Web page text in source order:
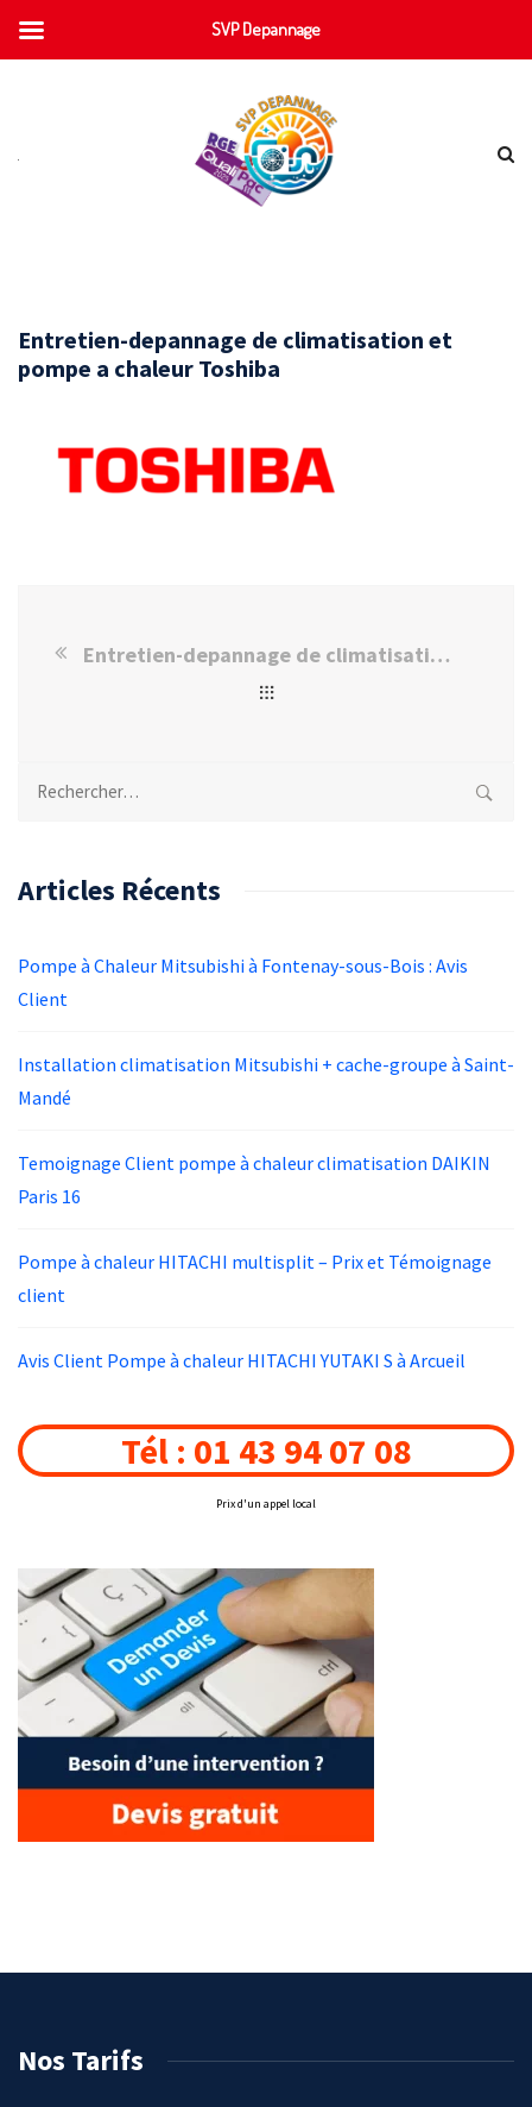
Entretien-depannage de climatisation et
pompe a chaleur Toshiba
Entretien-depannage de climatisation et pompe a chaleur Toshiba
Rechercher :
Articles Récents
Pompe à Chaleur Mitsubishi à Fontenay-sous-Bois : Avis
Client
Installation climatisation Mitsubishi + cache-groupe à Saint-
Mandé
Temoignage Client pompe à chaleur climatisation DAIKIN
Paris 16
Pompe à chaleur HITACHI multisplit – Prix et Témoignage
client
Avis Client Pompe à chaleur HITACHI YUTAKI S à Arcueil
Tél : 01 43 94 07 08
Prix d'un appel local
Nos Tarifs
SVP Depannage